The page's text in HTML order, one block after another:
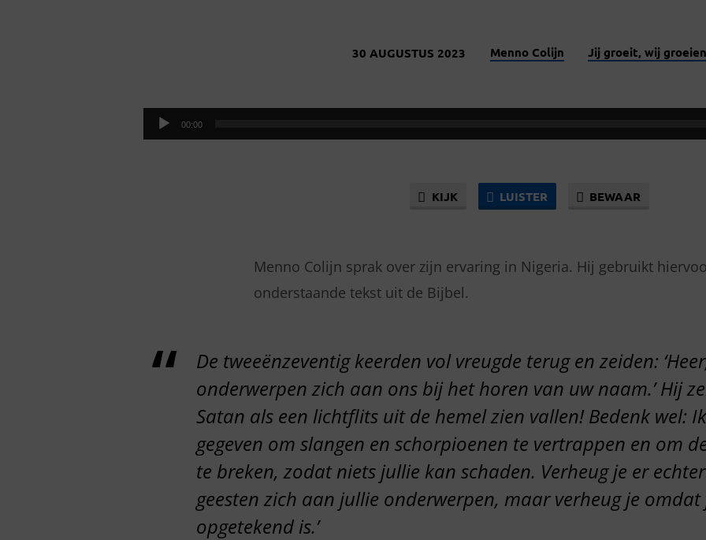
30 AUGUSTUS 2023 Menno Colijn Jij groeit, wij groeien
Audiospeler
00:00
KIJK LUISTER BEWAAR
Menno Colijn sprak over zijn ervaring in Nigeria. Hij gebruikt
onderstaande tekst uit de Bijbel.
De tweeënzeventig keerden vol vreugde terug en zeiden:
onderwerpen zich aan ons bij het horen van uw naam.’ Hij
Satan als een lichtflits uit de hemel zien vallen! Bedenk wel:
gegeven om slangen en schorpioenen te vertrappen en om
te breken, zodat niets jullie kan schaden. Verheug je er
geesten zich aan jullie onderwerpen, maar verheug je
opgetekend is.’